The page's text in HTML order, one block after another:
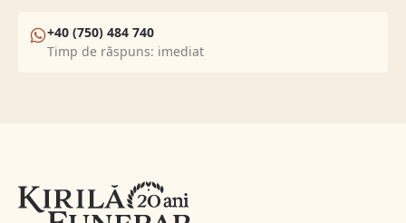
+40 (750) 484 740
Timp de răspuns: imediat